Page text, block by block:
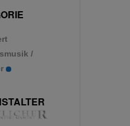
/